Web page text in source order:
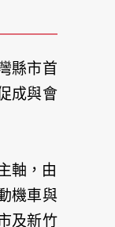
縣市首
成與會
軸，由
機車與
及新竹